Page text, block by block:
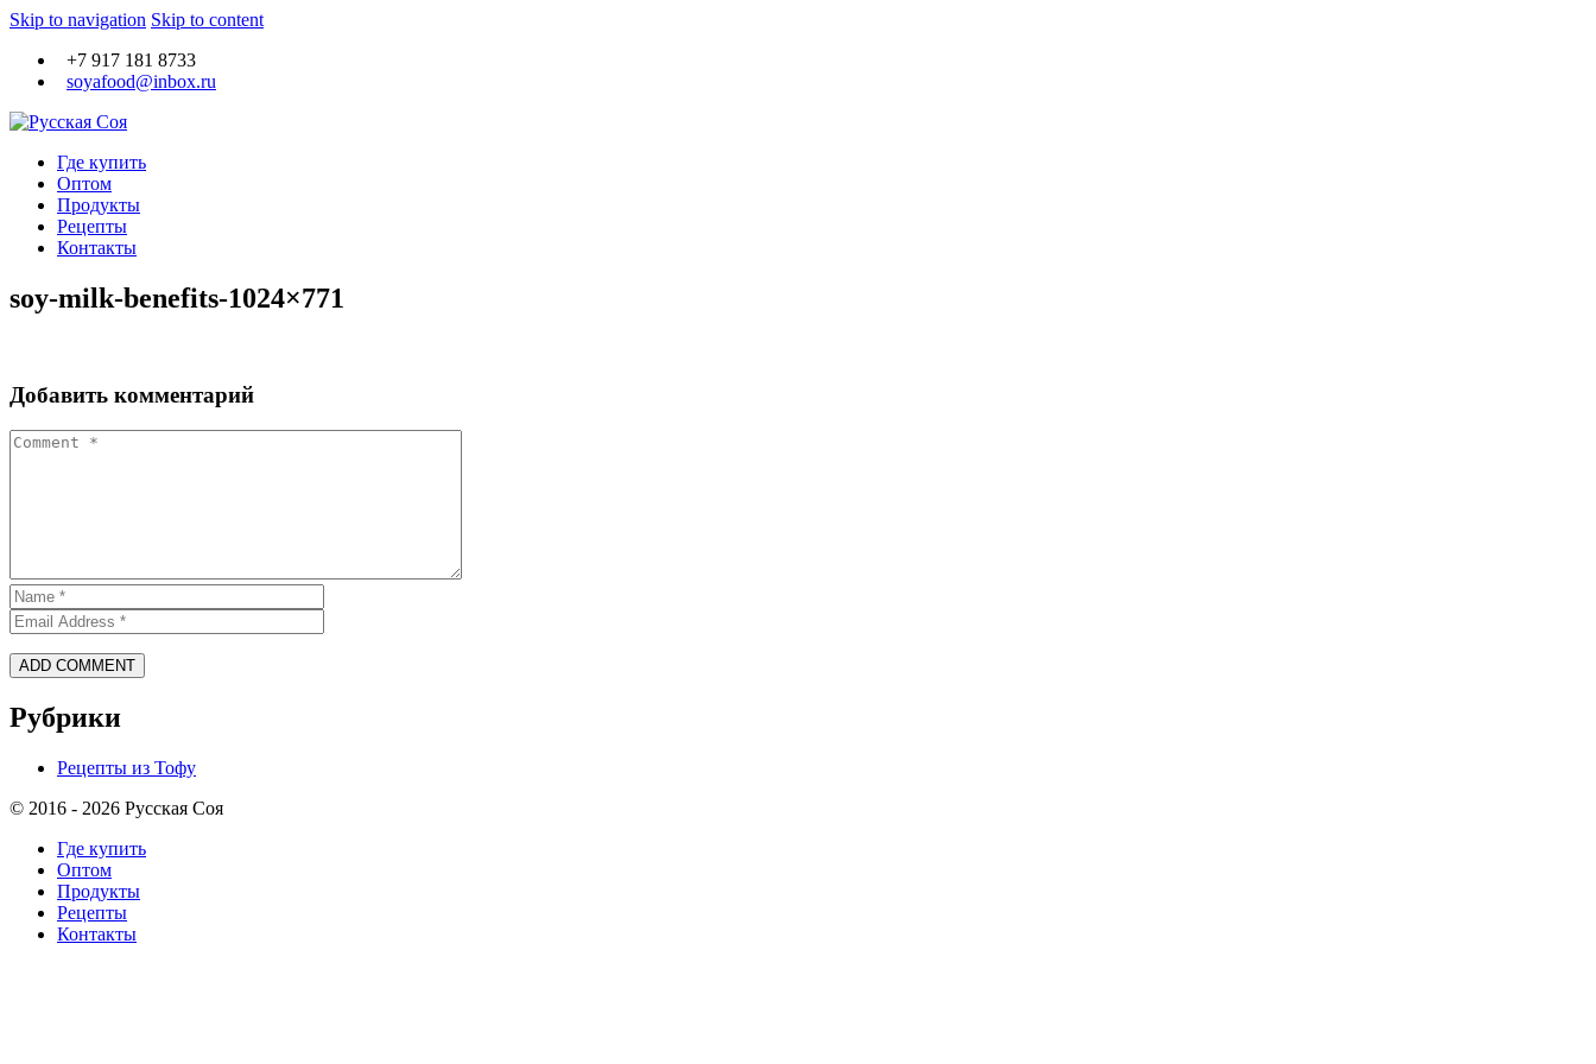
Skip to navigation Skip to content
+7 917 181 8733
soyafood@inbox.ru
Русская Соя
Крафтовое производство Тофу
Где купить
Оптом
Продукты
Рецепты
Контакты
soy-milk-benefits-1024×771
Добавить комментарий
Рубрики
Рецепты из Тофу
© 2016 - 2026 Русская Соя
Где купить
Оптом
Продукты
Рецепты
Контакты